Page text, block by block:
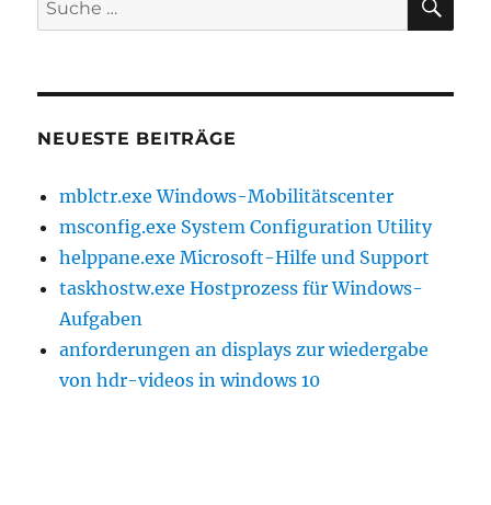
nach:
NEUESTE BEITRÄGE
mblctr.exe Windows-Mobilitätscenter
msconfig.exe System Configuration Utility
helppane.exe Microsoft-Hilfe und Support
taskhostw.exe Hostprozess für Windows-
Aufgaben
anforderungen an displays zur wiedergabe
von hdr-videos in windows 10